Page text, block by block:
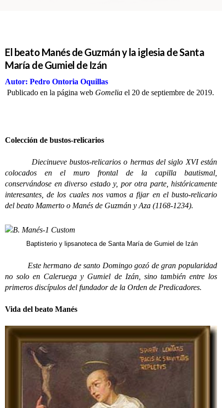
El beato Manés de Guzmán y la iglesia de Santa
María de Gumiel de Izán
Autor: Pedro Ontoria Oquillas
Publicado en la página web Gomelia el 20 de septiembre de 2019.
Colección de bustos-relicarios
Diecinueve bustos-relicarios o hermas del siglo XVI están
colocados en el muro frontal de la capilla bautismal,
conservándose en diverso estado y, por otra parte, históricamente
interesantes, de los cuales nos vamos a fijar en el busto-relicario
del beato Mamerto o Manés de Guzmán y Aza (1168-1234).
Baptisterio y lipsanoteca de Santa María de Gumiel de Izán
Este hermano de santo Domingo gozó de gran popularidad
no solo en Caleruega y Gumiel de Izán, sino también entre los
primeros discípulos del fundador de la Orden de Predicadores.
Vida del beato Manés